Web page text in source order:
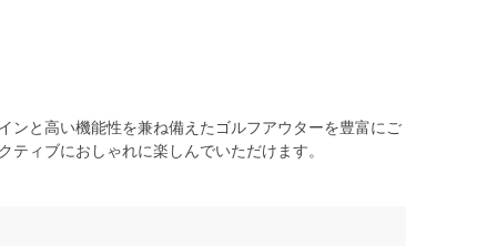
ンと高い機能性を兼ね備えたゴルフアウターを豊富にご
ィブにおしゃれに楽しんでいただけます。